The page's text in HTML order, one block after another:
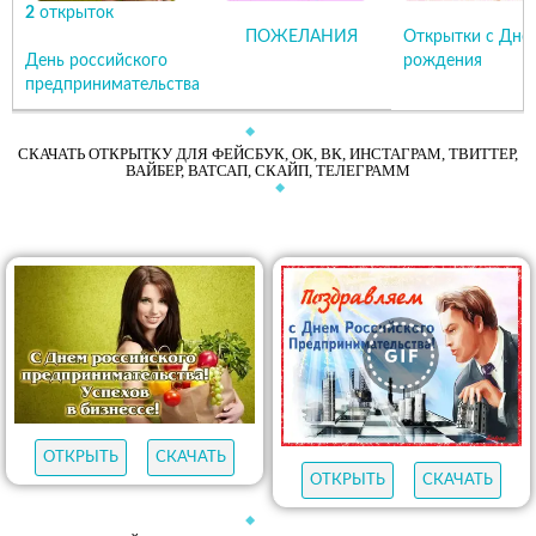
2 открыток
День российского
предпринимательства
ПОЖЕЛАНИЯ
Открытки с
рождения
СКАЧАТЬ ОТКРЫТКУ ДЛЯ ФЕЙСБУК, ОК, ВК, ИНСТАГРАМ, ТВИТТЕР,
ВАЙБЕР, ВАТСАП, СКАЙП, ТЕЛЕГРАММ
ОТКРЫТЬ
СКАЧАТЬ
ОТКРЫТЬ
СКАЧАТЬ